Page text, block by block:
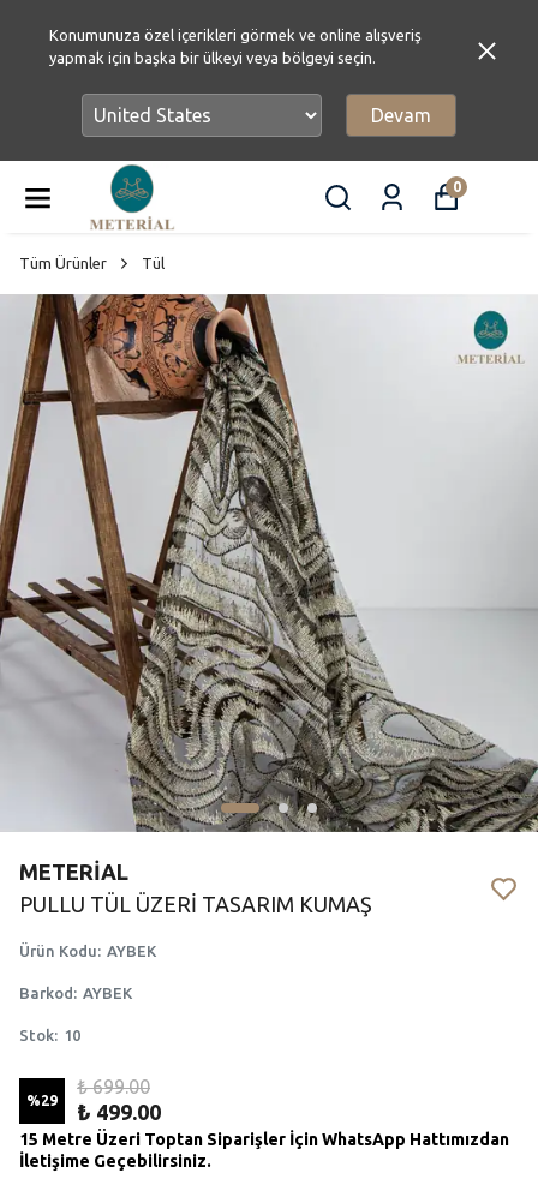
Konumunuza özel içerikleri görmek ve online alışveriş
yapmak için başka bir ülkeyi veya bölgeyi seçin.
Devam
0
Tüm Ürünler Tül
METERİAL
PULLU TÜL ÜZERİ TASARIM KUMAŞ
Ürün Kodu: AYBEK
Barkod : AYBEK
Stok: 10
%29
₺ 699.00
₺ 499.00
15 Metre Üzeri Toptan Siparişler İçin WhatsApp Hattımızdan
İletişime Geçebilirsiniz.